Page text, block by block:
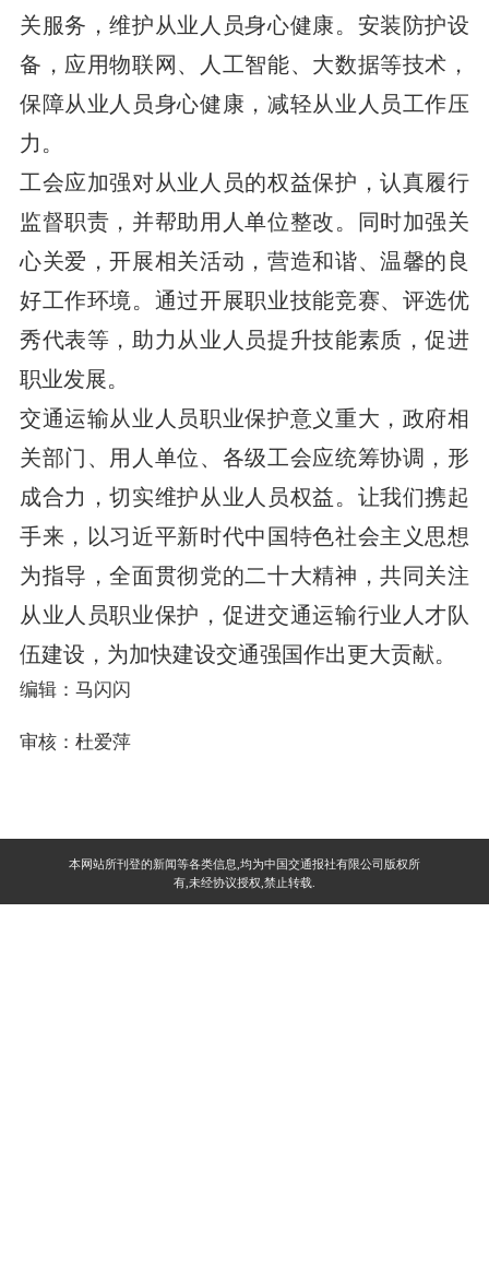
关服务，维护从业人员身心健康。安装防护设
备，应用物联网、人工智能、大数据等技术，
保障从业人员身心健康，减轻从业人员工作压
力。
工会应加强对从业人员的权益保护，认真履行
监督职责，并帮助用人单位整改。同时加强关
心关爱，开展相关活动，营造和谐、温馨的良
好工作环境。通过开展职业技能竞赛、评选优
秀代表等，助力从业人员提升技能素质，促进
职业发展。
交通运输从业人员职业保护意义重大，政府相
关部门、用人单位、各级工会应统筹协调，形
成合力，切实维护从业人员权益。让我们携起
手来，以习近平新时代中国特色社会主义思想
为指导，全面贯彻党的二十大精神，共同关注
从业人员职业保护，促进交通运输行业人才队
伍建设，为加快建设交通强国作出更大贡献。
编辑：马闪闪
审核：杜爱萍
本网站所刊登的新闻等各类信息,均为中国交通报社有限公司版权所
有,未经协议授权,禁止转载.